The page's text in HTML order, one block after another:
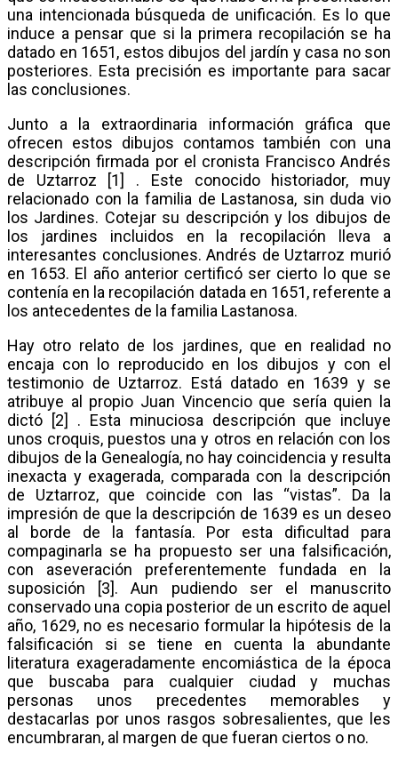
una intencionada búsqueda de unificación. Es lo que
induce a pensar que si la primera recopilación se ha
datado en 1651, estos dibujos del jardín y casa no son
posteriores. Esta precisión es importante para sacar
las conclusiones.
Junto a la extraordinaria información gráfica que
ofrecen estos dibujos contamos también con una
descripción firmada por el cronista Francisco Andrés
de Uztarroz [1] . Este conocido historiador, muy
relacionado con la familia de Lastanosa, sin duda vio
los Jardines. Cotejar su descripción y los dibujos de
los jardines incluidos en la recopilación lleva a
interesantes conclusiones. Andrés de Uztarroz murió
en 1653. El año anterior certificó ser cierto lo que se
contenía en la recopilación datada en 1651, referente a
los antecedentes de la familia Lastanosa.
Hay otro relato de los jardines, que en realidad no
encaja con lo reproducido en los dibujos y con el
testimonio de Uztarroz. Está datado en 1639 y se
atribuye al propio Juan Vincencio que sería quien la
dictó [2] . Esta minuciosa descripción que incluye
unos croquis, puestos una y otros en relación con los
dibujos de la Genealogía, no hay coincidencia y resulta
inexacta y exagerada, comparada con la descripción
de Uztarroz, que coincide con las “vistas”. Da la
impresión de que la descripción de 1639 es un deseo
al borde de la fantasía. Por esta dificultad para
compaginarla se ha propuesto ser una falsificación,
con aseveración preferentemente fundada en la
suposición [3]. Aun pudiendo ser el manuscrito
conservado una copia posterior de un escrito de aquel
año, 1629, no es necesario formular la hipótesis de la
falsificación si se tiene en cuenta la abundante
literatura exageradamente encomiástica de la época
que buscaba para cualquier ciudad y muchas
personas unos precedentes memorables y
destacarlas por unos rasgos sobresalientes, que les
encumbraran, al margen de que fueran ciertos o no.